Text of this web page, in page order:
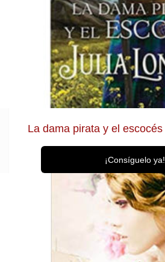
La dama pirata y el escocés
¡Consíguelo ya!